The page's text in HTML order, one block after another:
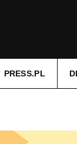
PRESS.PL